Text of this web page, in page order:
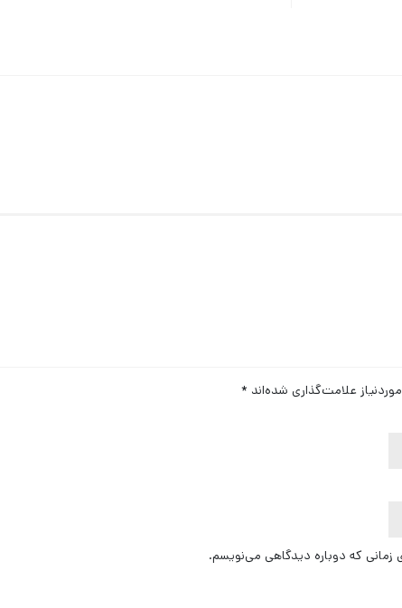
علامت‌گذاری شده‌اند *
زمانی که دوباره دیدگاهی می‌نویسم.